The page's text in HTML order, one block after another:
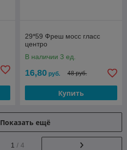
29*59 Фреш мосс гласс
центро
В наличии 3 ед.
16,80 руб. 48 руб.
Купить
Показать ещё
1 / 4